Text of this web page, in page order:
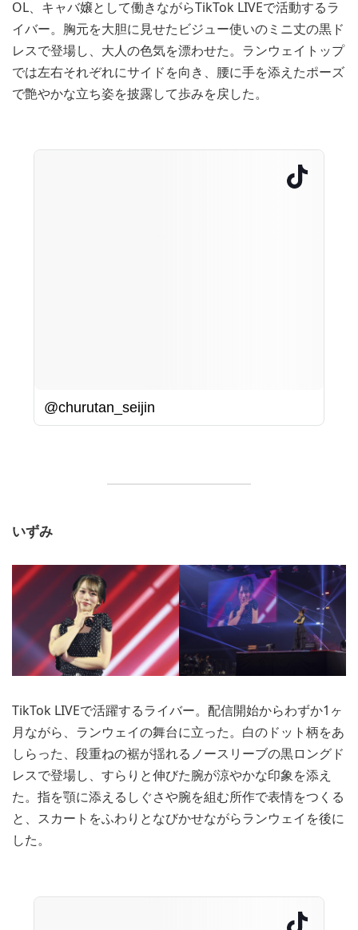
OL、キャバ嬢として働きながらTikTok LIVEで活動するラ
イバー。胸元を大胆に見せたビジュー使いのミニ丈の黒ド
レスで登場し、大人の色気を漂わせた。ランウェイトップ
では左右それぞれにサイドを向き、腰に手を添えたポーズ
で艶やかな立ち姿を披露して歩みを戻した。
@churutan_seijin
いずみ
TikTok LIVEで活躍するライバー。配信開始からわずか1ヶ
月ながら、ランウェイの舞台に立った。白のドット柄をあ
しらった、段重ねの裾が揺れるノースリーブの黒ロングド
レスで登場し、すらりと伸びた腕が涼やかな印象を添え
た。指を顎に添えるしぐさや腕を組む所作で表情をつくる
と、スカートをふわりとなびかせながらランウェイを後に
した。